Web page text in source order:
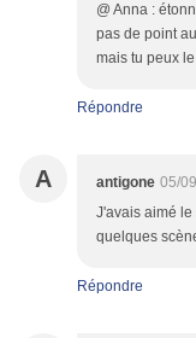
@ Anna :
pas de point
mais tu peux
Répondre
A antigone 05/
J'avais aimé
quelques
Répondre